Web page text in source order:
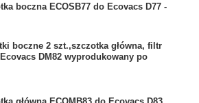
boczna ECOSB77 do Ecovacs D77 -
boczne 2 szt.,szczotka główna, filtr
DM82 wyprodukowany po
główna ECOMB83 do Ecovacs D83